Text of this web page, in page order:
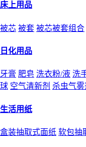
床上用品
被芯 被套 被芯被套组合
日化用品
牙膏 肥皂 洗衣粉/液 洗
球 空气清新剂 杀虫气雾
生活用纸
盒装抽取式面纸 软包抽